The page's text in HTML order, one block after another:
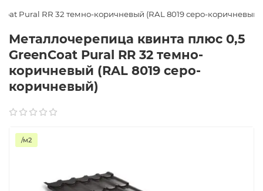
Pural RR 32 темно-коричневый (RAL 8019 серо-коричневый)
Металлочерепица квинта плюс 0,5
GreenCoat Pural RR 32 темно-
коричневый (RAL 8019 серо-
коричневый)
/м2